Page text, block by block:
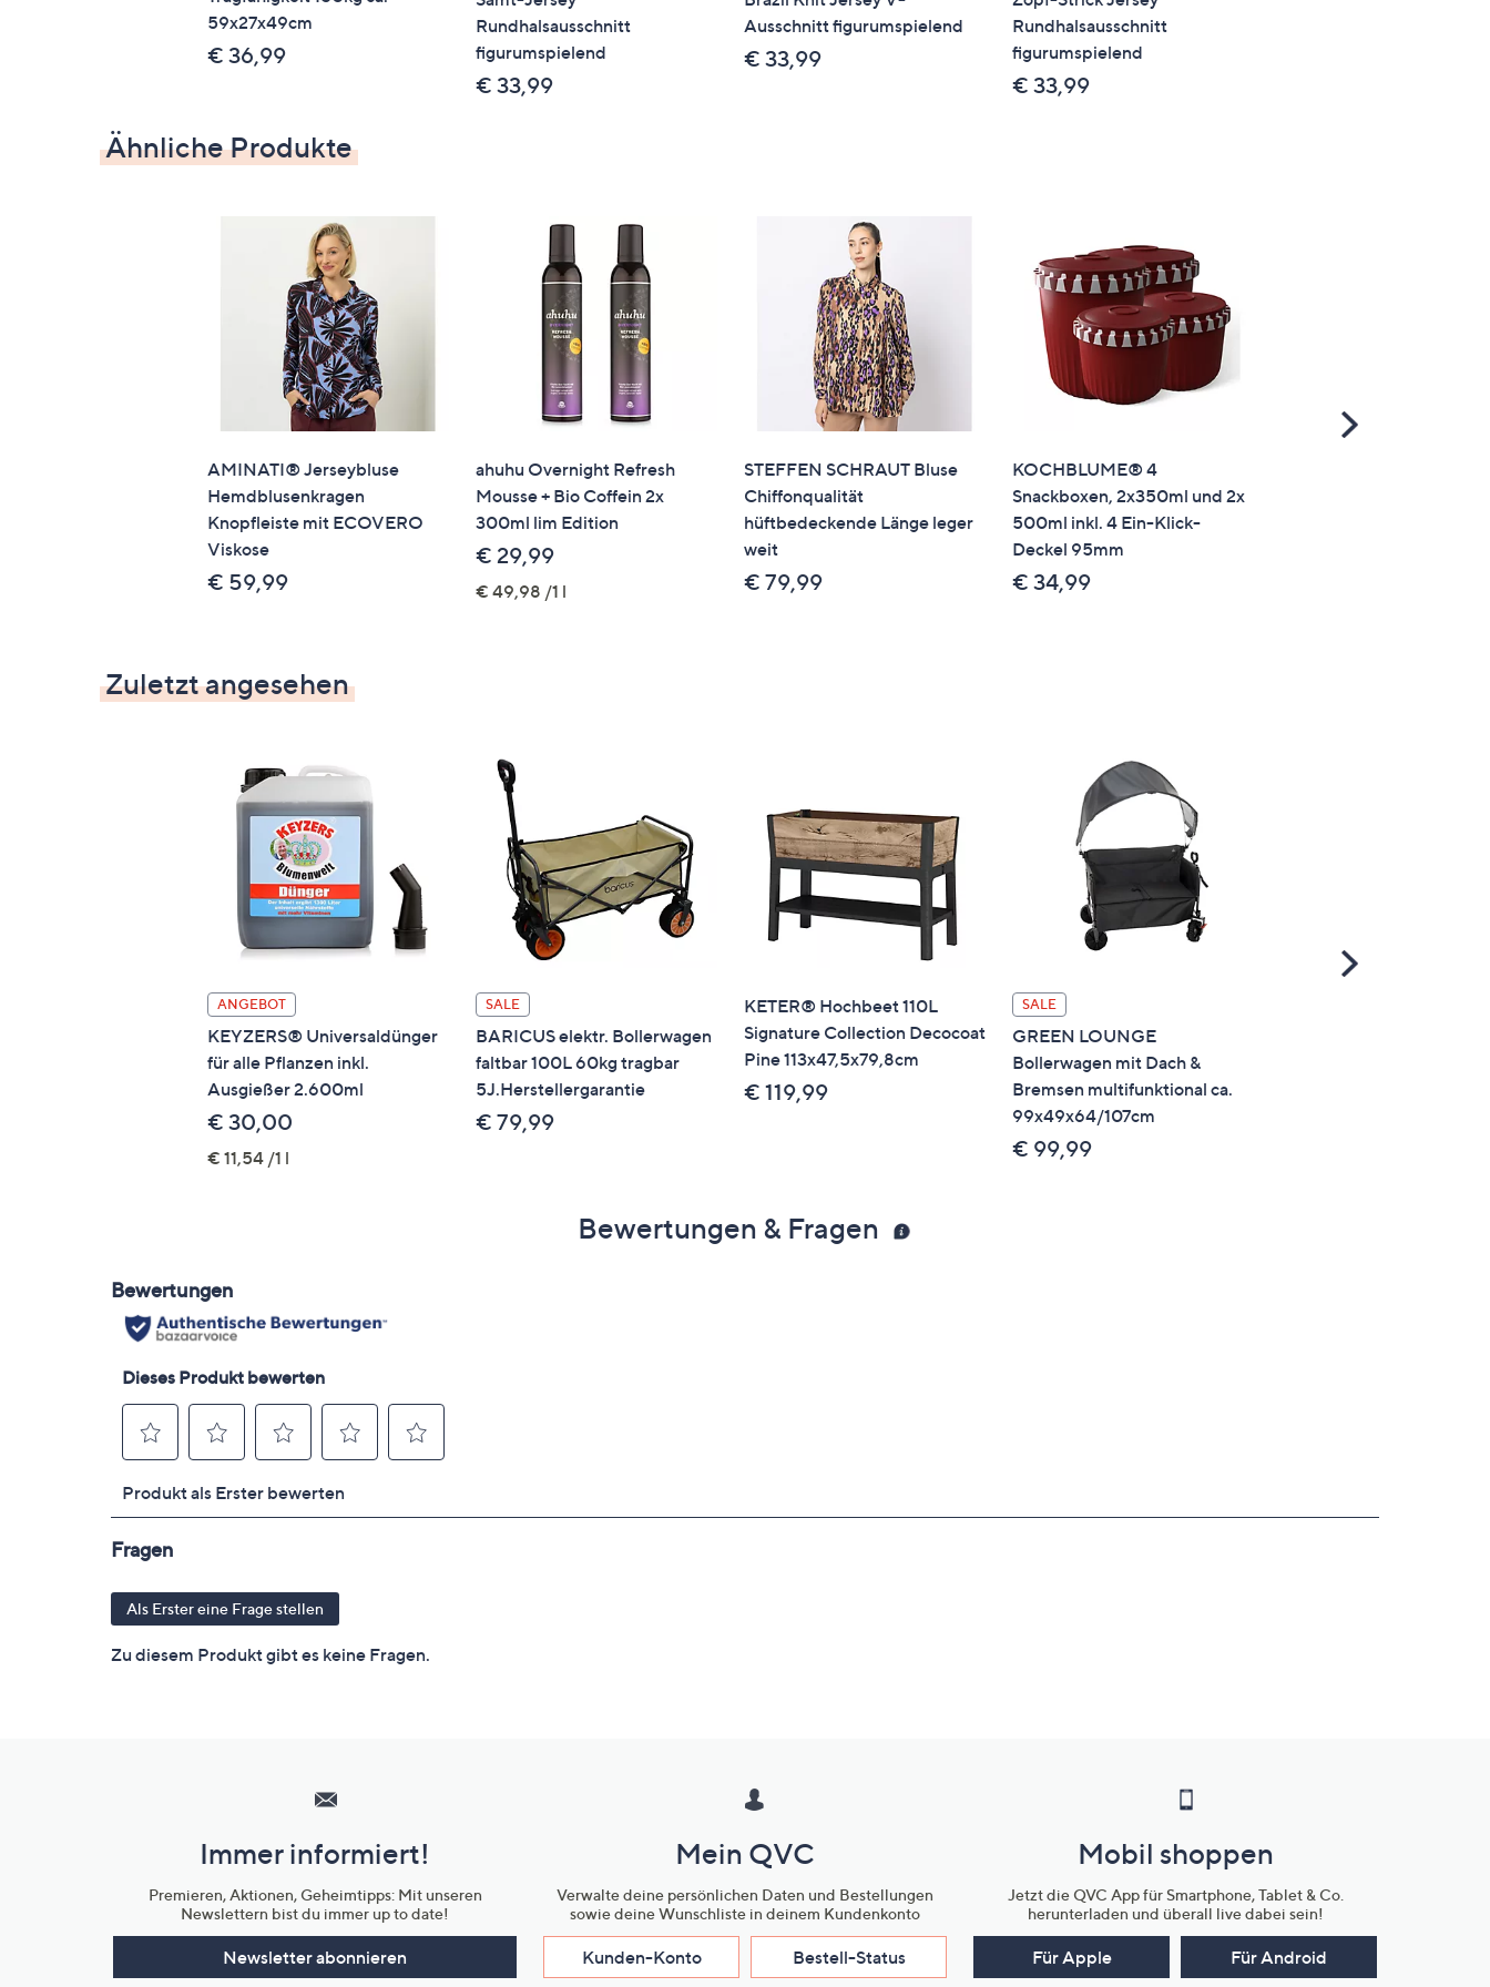
Dieser Artikel ist nicht an einen Paketshop oder eine Packstation bestellbar.
59x27x49cm
€ 36,99
Rundhalsausschnitt
figurumspielend
€ 33,99
Ausschnitt figurumspielend
€ 33,99
Rundhalsausschnitt
figurumspielend
€ 33,99
Ähnliche Produkte
AMINATI® Jerseybluse
Hemdblusenkragen
Knopfleiste mit ECOVERO
Viskose
€ 59,99
ahuhu Overnight Refresh
Mousse + Bio Coffein 2x
300ml lim Edition
€ 29,99
€ 49,98 /1 l
STEFFEN SCHRAUT Bluse
Chiffonqualität
hüftbedeckende Länge leger
weit
€ 79,99
KOCHBLUME® 4
Snackboxen, 2x350ml und 2x
500ml inkl. 4 Ein-Klick-
Deckel 95mm
€ 34,99
Scroll
Zuletzt angesehen
ANGEBOT
KEYZERS® Universaldünger
für alle Pflanzen inkl.
Ausgießer 2.600ml
€ 30,00
€ 11,54 /1 l
SALE
BARICUS elektr. Bollerwagen
faltbar 100L 60kg tragbar
5J.Herstellergarantie
€ 79,99
KETER® Hochbeet 110L
Signature Collection Decocoat
Pine 113x47,5x79,8cm
€ 119,99
SALE
GREEN LOUNGE
Bollerwagen mit Dach &
Bremsen multifunktional ca.
99x49x64/107cm
€ 99,99
Scroll
Bewertungen & Fragen
Unternehmensinformationen
Immer informiert!
Premieren, Aktionen, Geheimtipps: Mit unseren
Newslettern bist du immer up to date!
Newsletter abonnieren
Mein QVC
Verwalte deine persönlichen Daten und Bestellungen
sowie deine Wunschliste in deinem Kundenkonto
Kunden-Konto Bestell-Status
Mobil shoppen
Jetzt die QVC App für Smartphone, Tablet & Co.
herunterladen und überall live dabei sein!
Für Apple Für Android